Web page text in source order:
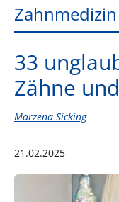
Zahnmedizin
33
Zähne
Marzena Sicking
21.02.2025